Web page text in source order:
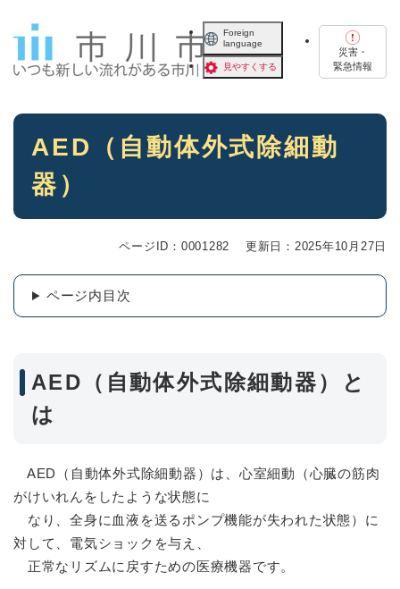
Foreign
language
見やすくする
災害・
緊急情報
本
AED（自動体外式除細動
器）
ページID：0001282 更新日：2025年10月27日
ページ内目次
AED（自動体外式除細動器）と
は
AED（自動体外式除細動器）は、心室細動（心臓の筋肉
がけいれんをしたような状態に
なり、全身に血液を送るポンプ機能が失われた状態）に
対して、電気ショックを与え、
正常なリズムに戻すための医療機器です。